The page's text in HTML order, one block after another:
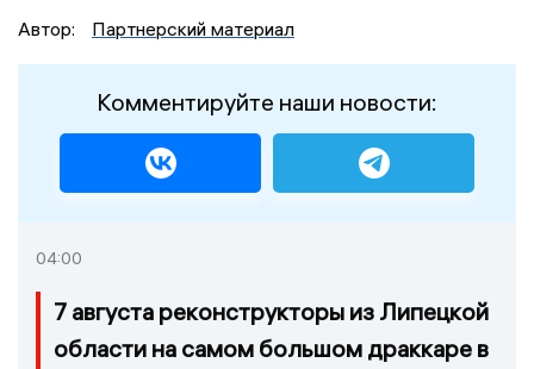
Автор:
Партнерский материал
Комментируйте наши новости:
04:00
7 августа реконструкторы из Липецкой
области на самом большом драккаре в